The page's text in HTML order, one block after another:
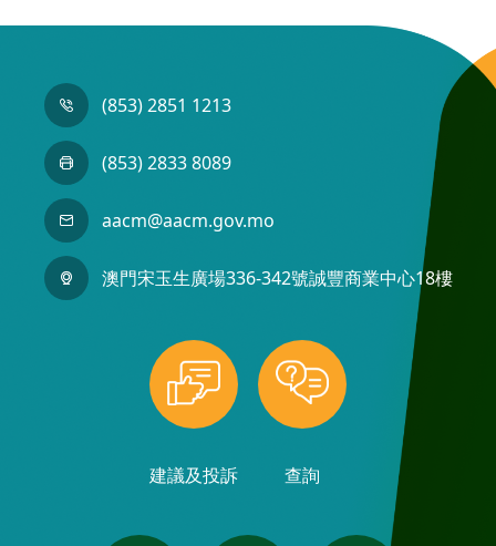
(853) 2851 1213
(853) 2833 8089
aacm@aacm.gov.mo
澳門宋玉生廣場336-342號誠豐商業中心18樓
建議及投訴 查詢